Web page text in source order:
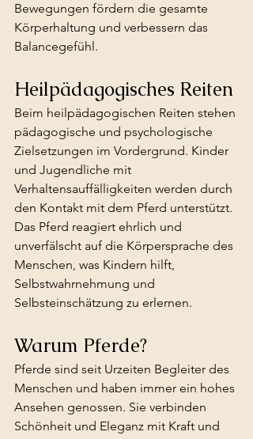
Bewegungen fördern die gesamte
Körperhaltung und verbessern das
Balancegefühl.
Heilpädagogisches Reiten
Beim heilpädagogischen Reiten stehen
pädagogische und psychologische
Zielsetzungen im Vordergrund. Kinder
und Jugendliche mit
Verhaltensauffälligkeiten werden durch
den Kontakt mit dem Pferd unterstützt.
Das Pferd reagiert ehrlich und
unverfälscht auf die Körpersprache des
Menschen, was Kindern hilft,
Selbstwahrnehmung und
Selbsteinschätzung zu erlernen.
Warum Pferde?
Pferde sind seit Urzeiten Begleiter des
Menschen und haben immer ein hohes
Ansehen genossen. Sie verbinden
Schönheit und Eleganz mit Kraft und